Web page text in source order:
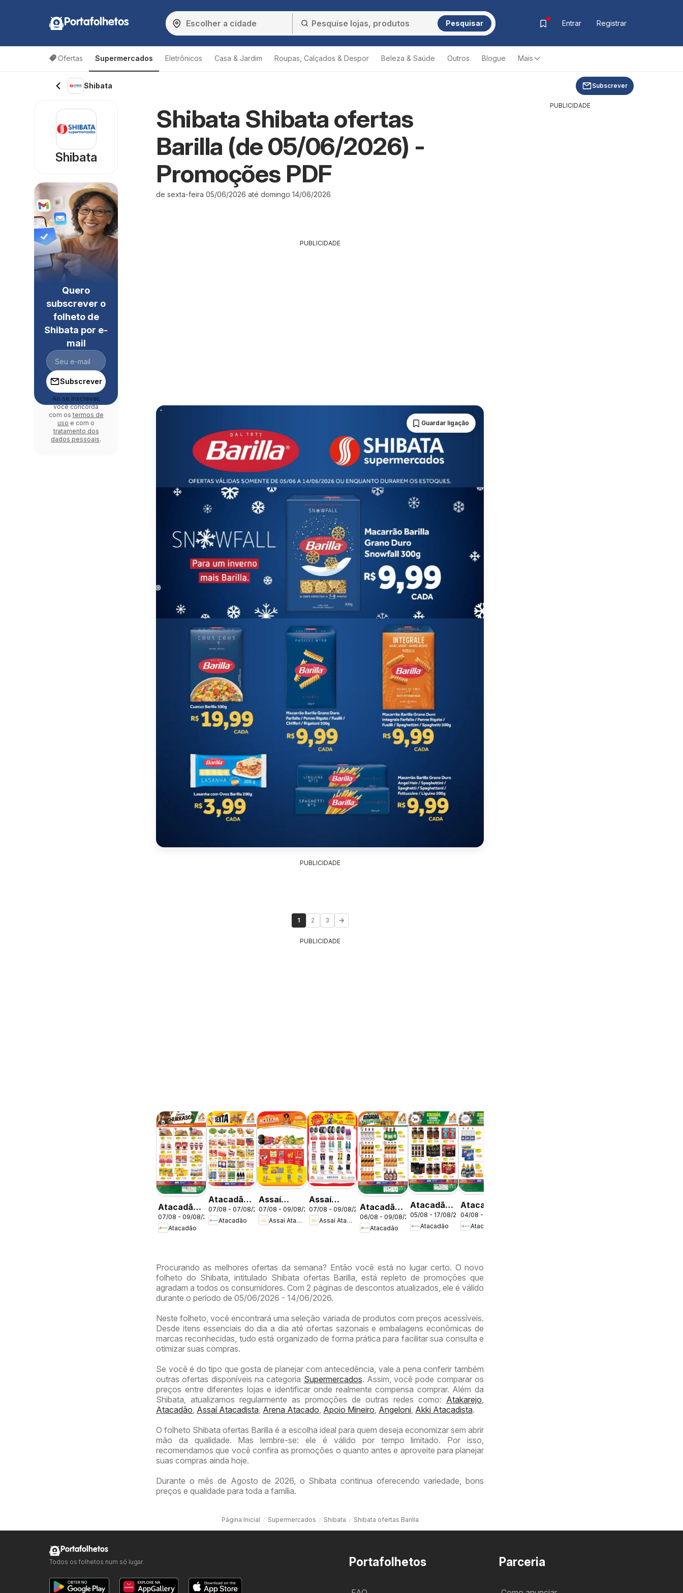
Portafolhetos Pesquisar Entrar Registrar
Ofertas Supermercados Eletrônicos Casa & Jardim Roupas, Calçados & Despor Beleza & Saúde Outros Blogue Mais
Shibata Subscrever
Shibata Shibata ofertas
Barilla (de 05/06/2026) -
Promoções PDF
de sexta-feira 05/06/2026 até domingo 14/06/2026
PUBLICIDADE
Guardar ligação
PUBLICIDADE
1 2 3
PUBLICIDADE
Atacadão
ofertas -
DF
07/08 - 09/08/2026
Atacadão
Atacadão
ofertas -
DF
07/08 - 07/08/2026
Atacadão
Assaí
Atacadista
ofertas -
07/08 - 09/08/2026
Assaí Atacadista
Assaí
Atacadista
ofertas -
07/08 - 09/08/2026
Assaí Atacadista
Atacadão
ofertas -
DF
06/08 - 09/08/2026
Atacadão
Atacadão
ofertas -
DF
05/08 - 17/08/2026
Atacadão
Atacadão
ofertas -
DF
04/08 - 09/08/2026
Atacadão
Procurando as melhores ofertas da semana? Então você está no lugar certo. O novo
folheto do Shibata, intitulado Shibata ofertas Barilla, está repleto de promoções que
agradam a todos os consumidores. Com 2 páginas de descontos atualizados, ele é válido
durante o período de 05/06/2026 - 14/06/2026.
Neste folheto, você encontrará uma seleção variada de produtos com preços acessíveis.
Desde itens essenciais do dia a dia até ofertas sazonais e embalagens econômicas de
marcas reconhecidas, tudo está organizado de forma prática para facilitar sua consulta e
otimizar suas compras.
Se você é do tipo que gosta de planejar com antecedência, vale a pena conferir também
outras ofertas disponíveis na categoria Supermercados. Assim, você pode comparar os
preços entre diferentes lojas e identificar onde realmente compensa comprar. Além da
Shibata, atualizamos regularmente as promoções de outras redes como: Atakarejo,
Atacadão, Assaí Atacadista, Arena Atacado, Apoio Mineiro, Angeloni, Akki Atacadista.
O folheto Shibata ofertas Barilla é a escolha ideal para quem deseja economizar sem abrir
mão da qualidade. Mas lembre-se: ele é válido por tempo limitado. Por isso,
recomendamos que você confira as promoções o quanto antes e aproveite para planejar
suas compras ainda hoje.
Durante o mês de Agosto de 2026, o Shibata continua oferecendo variedade, bons
preços e qualidade para toda a família.
Página Inicial Supermercados Shibata Shibata ofertas Barilla
Shibata
Quero
subscrever o
folheto de
Shibata por e-
mail
Subscrever
Ao se inscrever,
você concorda
com os termos de
uso e com o
tratamento dos
dados pessoais.
PUBLICIDADE
Portafolhetos Parceria
Portafolhetos
Todos os folhetos num só lugar.